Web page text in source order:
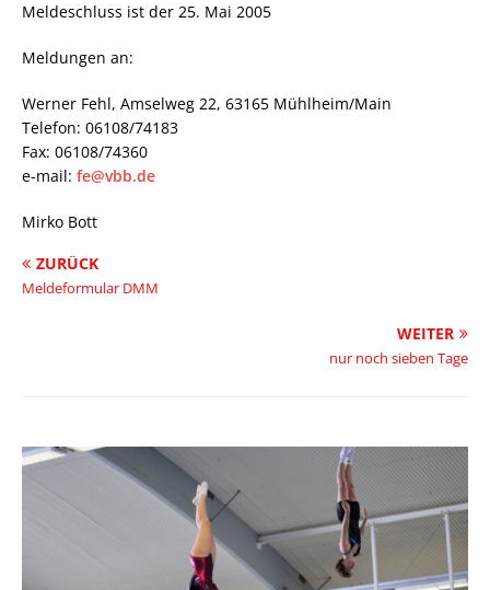
Meldeschluss ist der 25. Mai 2005
Meldungen an:
Werner Fehl, Amselweg 22, 63165 Mühlheim/Main
Telefon: 06108/74183
Fax: 06108/74360
e-mail: fe@vbb.de
Mirko Bott
ZURÜCK
Meldeformular DMM
WEITER
nur noch sieben Tage